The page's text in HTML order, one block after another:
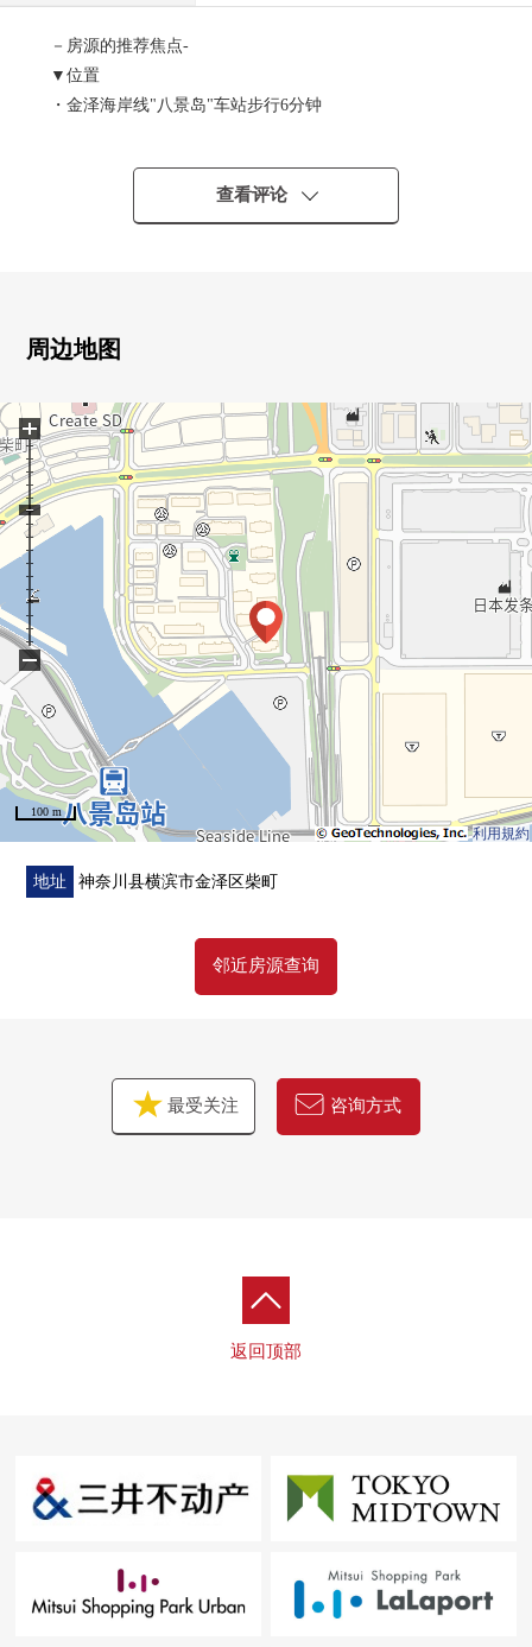
－房源的推荐焦点-
▼位置
・金泽海岸线"八景岛"车站步行6分钟
▼Mansion的特徴
・106户全栋总户数的大的地方自治团体
・约16平米的朝南的阳台
・有阁楼
▼翻新内容(2026年6月实施)
・组合厨房交换
・整体卫浴交换
・盥洗台交换
・厕所更换
・门交换
・洗碗机交换
・全室地板换新
・地板换新
・室内清洁实施
■ 在找想要的家方面给予帮助的━━━━━・・・
房源的详细、需讨论是如有意向，请跟我们联系。
查看评论
周边地图
利用規約
100 m
+
−
地址 神奈川县横滨市金泽区柴町
邻近房源查询
最受关注 咨询方式
返回顶部